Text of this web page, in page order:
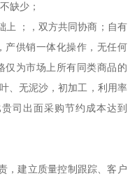
缺少；
上 ；，双方共同协商；自有
产供销一体化操作，无任何
仅为市场上所有同类商品的
、无泥沙，初加工，利用率
司出面采购节约成本达到
，建立质量控制跟踪、客户